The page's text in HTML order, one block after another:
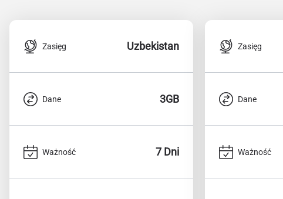
Zasięg Uzbekistan
Dane 3GB
Ważność 7 Dni
Zasięg
Dane
Ważność